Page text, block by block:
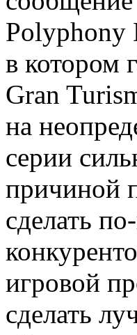
Polyphony
в котором
Gran
на
серии
причиной
сделать
игровой
сделать